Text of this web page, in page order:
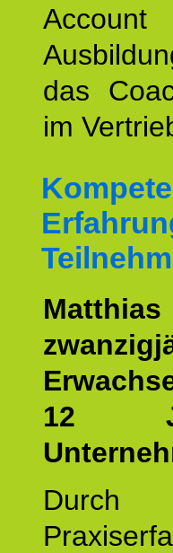
Account
das
im
12